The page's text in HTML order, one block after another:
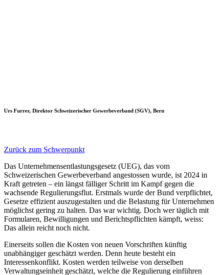
Urs Furrer, Direktor Schweizerischer Gewerbeverband (SGV), Bern
Zurück zum Schwerpunkt
Das Unternehmensentlastungsgesetz (UEG), das vom
Schweizerischen Gewerbeverband angestossen wurde, ist 2024 in
Kraft getreten – ein längst fälliger Schritt im Kampf gegen die
wachsende Regulierungsflut. Erstmals wurde der Bund verpflichtet,
Gesetze effizient auszugestalten und die Belastung für Unternehmen
möglichst gering zu halten. Das war wichtig. Doch wer täglich mit
Formularen, Bewilligungen und Berichtspflichten kämpft, weiss:
Das allein reicht noch nicht.
Einerseits sollen die Kosten von neuen Vorschriften künftig
unabhängiger geschätzt werden. Denn heute besteht ein
Interessenkonflikt. Kosten werden teilweise von derselben
Verwaltungseinheit geschätzt, welche die Regulierung einführen